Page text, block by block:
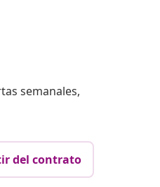
semanales,
del contrato